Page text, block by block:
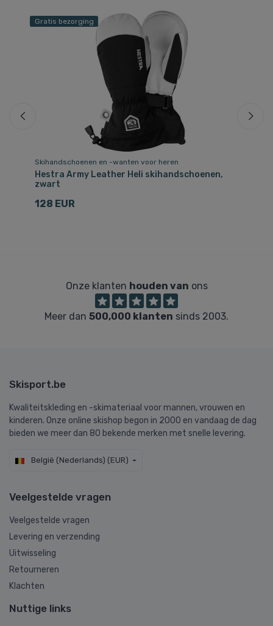
Gratis bezorging
Skihandschoenen en -wanten voor heren
Hestra Army Leather Heli skihandschoenen,
zwart
128 EUR
Onze klanten houden van ons
Meer dan 500,000 klanten sinds 2003.
Skisport.be
Kwaliteitskleding en -skimateriaal voor mannen, vrouwen en
kinderen. Onze online skishop begon in 2000 en vandaag de dag
bieden we meer dan 80 bekende merken met snelle levering.
België (Nederlands) (EUR)
Veelgestelde vragen
Veelgestelde vragen
Levering en verzending
Uitwisseling
Retourneren
Klachten
Nuttige links